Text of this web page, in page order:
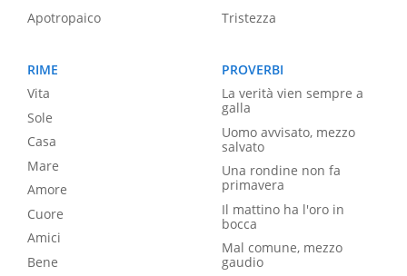
Apotropaico
Tristezza
RIME
Vita
Sole
Casa
Mare
Amore
Cuore
Amici
Bene
PROVERBI
La verità vien sempre a
galla
Uomo avvisato, mezzo
salvato
Una rondine non fa
primavera
Il mattino ha l'oro in
bocca
Mal comune, mezzo
gaudio